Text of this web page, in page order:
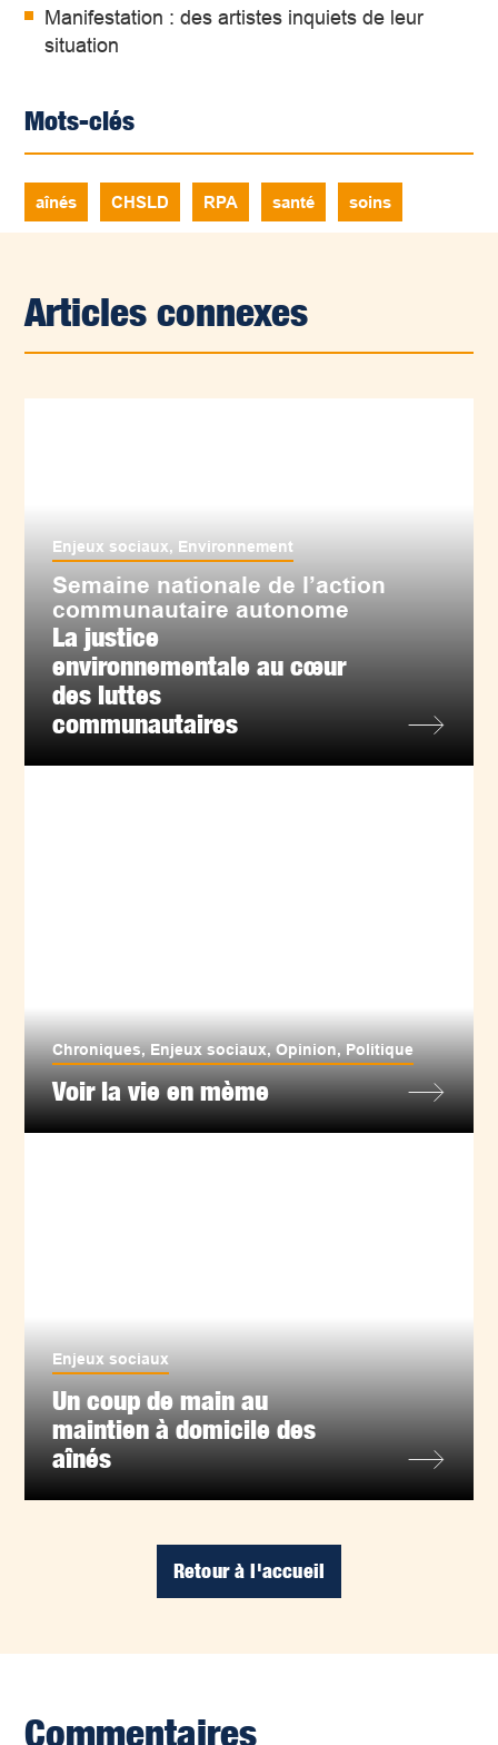
Manifestation : des artistes inquiets de leur
situation
Mots-clés
aînés CHSLD RPA santé soins
Articles connexes
Enjeux sociaux, Environnement
Semaine nationale de l’action
communautaire autonome
La justice
environnementale au cœur
des luttes
communautaires
Chroniques, Enjeux sociaux,Opinion, Politique
Voir la vie en mème
Enjeux sociaux
Un coup de main au
maintien à domicile des
aînés
Retour à l'accueil
Commentaires